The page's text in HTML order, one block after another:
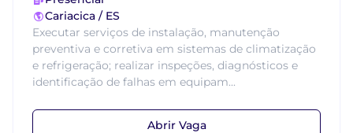
Cariacica / ES
Executar serviços de instalação, manutenção
preventiva e corretiva em sistemas de climatização
e refrigeração; realizar inspeções, diagnósticos e
identificação de falhas em equipam...
Abrir Vaga